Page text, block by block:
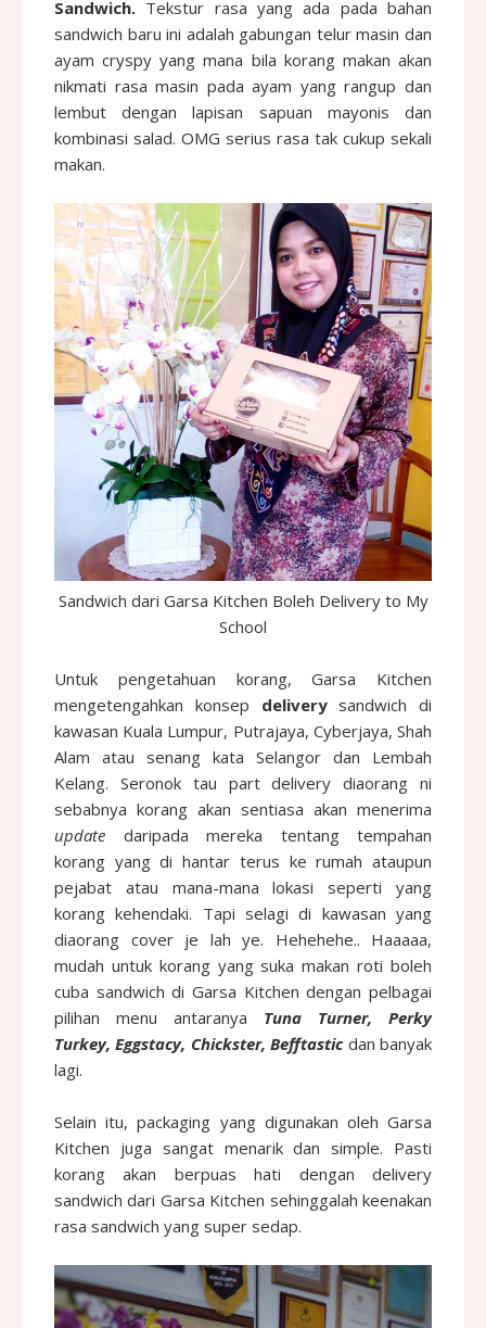
Sandwich. Tekstur rasa yang ada pada bahan
sandwich baru ini adalah gabungan telur masin dan
ayam cryspy yang mana bila korang makan akan
nikmati rasa masin pada ayam yang rangup dan
lembut dengan lapisan sapuan mayonis dan
kombinasi salad. OMG serius rasa tak cukup sekali
makan.
Sandwich dari Garsa Kitchen Boleh Delivery to My
School
Untuk pengetahuan korang, Garsa Kitchen
mengetengahkan konsep deliverysandwich di
kawasan Kuala Lumpur, Putrajaya, Cyberjaya, Shah
Alam atau senang kata Selangor dan Lembah
Kelang. Seronok tau part delivery diaorang ni
sebabnya korang akan sentiasa akan menerima
update daripada mereka tentang tempahan
korang yang di hantar terus ke rumah ataupun
pejabat atau mana-mana lokasi seperti yang
korang kehendaki. Tapi selagi di kawasan yang
diaorang cover je lah ye. Hehehehe.. Haaaaa,
mudah untuk korang yang suka makan roti boleh
cuba sandwich di Garsa Kitchen dengan pelbagai
pilihan menu antaranya Tuna Turner, Perky
Turkey, Eggstacy, Chickster, Befftasticdan banyak
lagi.
Selain itu, packaging yang digunakan oleh Garsa
Kitchen juga sangat menarik dan simple. Pasti
korang akan berpuas hati dengan delivery
sandwich dari Garsa Kitchen sehinggalah keenakan
rasa sandwich yang super sedap.